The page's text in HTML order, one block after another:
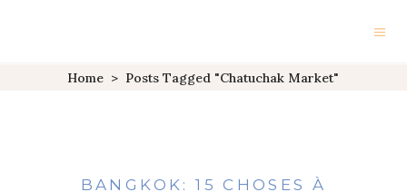
Home > Posts Tagged "chatuchak Market"
BANGKOK: 15 CHOSES À